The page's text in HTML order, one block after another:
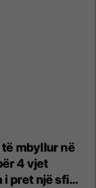
mbyllur në
4 vjet
pret një sfidë